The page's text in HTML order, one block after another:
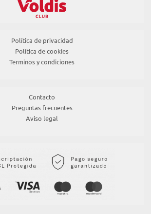
Política de privacidad
Política de cookies
Terminos y condiciones
Contacto
Preguntas frecuentes
Aviso legal